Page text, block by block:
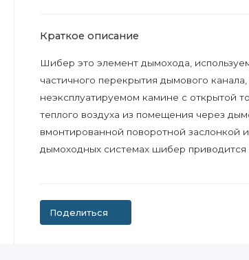
Краткое описание
Шибер это элемент дымохода,
частичного перекрытия дымового
неэксплуатируемом камине с открытой
теплого воздуха из помещения через
вмонтированной поворотной заслонкой
дымоходных системах шибер
Поделиться